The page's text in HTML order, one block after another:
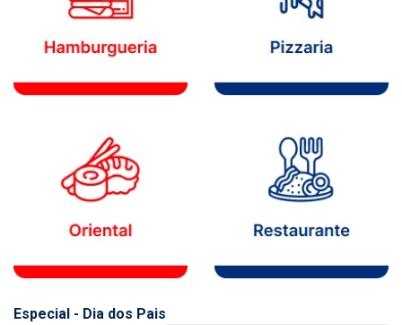
Especial - Dia dos Pais